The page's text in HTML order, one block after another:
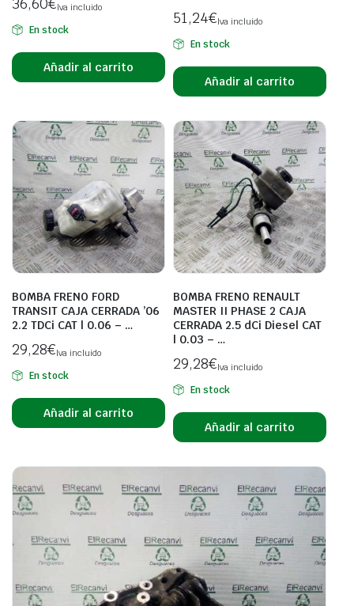
36,60€Iva incluido
En stock
Añadir al carrito
51,24€Iva incluido
En stock
Añadir al carrito
BOMBA FRENO FORD
TRANSIT CAJA CERRADA ’06
2.2 TDCi CAT | 0.06 – …
29,28€Iva incluido
En stock
Añadir al carrito
BOMBA FRENO RENAULT
MASTER II PHASE 2 CAJA
CERRADA 2.5 dCi Diesel CAT
| 0.03 – …
29,28€Iva incluido
En stock
Añadir al carrito